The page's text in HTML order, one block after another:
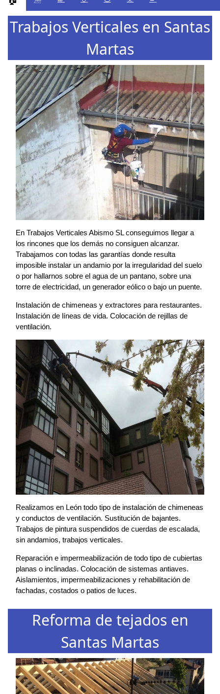
Trabajos Verticales en Santas
Martas
En Trabajos Verticales Abismo SL conseguimos llegar a
los rincones que los demás no consiguen alcanzar.
Trabajamos con todas las garantías donde resulta
imposible instalar un andamio por la irregularidad del suelo
o por hallarnos sobre el agua de un pantano, sobre una
torre de electricidad, un generador eólico o bajo un puente.
Instalación de chimeneas y extractores para restaurantes.
Instalación de líneas de vida. Colocación de rejillas de
ventilación.
Realizamos en León todo tipo de instalación de chimeneas
y conductos de ventilación. Sustitución de bajantes.
Trabajos de pintura suspendidos de cuerdas de escalada,
sin andamios, trabajos verticales.
Reparación e impermeabilización de todo tipo de cubiertas
planas o inclinadas. Colocación de sistemas antiaves.
Aislamientos, impermeabilizaciones y rehabilitación de
fachadas, costados o patios de luces.
Reforma de tejados en
Santas Martas